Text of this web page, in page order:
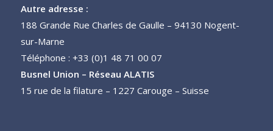
Autre adresse :
188 Grande Rue Charles de Gaulle – 94130 Nogent-
sur-Marne
Téléphone : +33 (0)1 48 71 00 07
Busnel Union – Réseau ALATIS
15 rue de la filature – 1227 Carouge – Suisse